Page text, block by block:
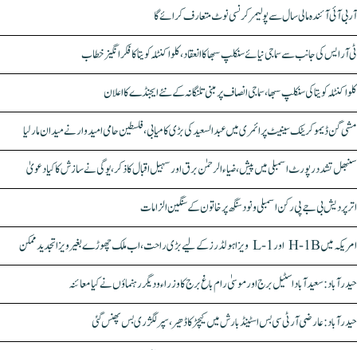
آر بی آئی آئندہ مالی سال سے پولیمر کرنسی نوٹ متعارف کرائے گا
ٹی آر ایس کی جانب سے سماجی نیائے سنکلپ سبھا کا انعقاد، کلواکنٹلہ کویتا کا فکر انگیز خطاب
کلواکنٹلہ کویتا کی سنکلپ سبھا، سماجی انصاف پر مبنی تلنگانہ کے نئے ایجنڈے کا اعلان
مشی گن ڈیموکریٹک سینیٹ پرائمری میں عبدالسعید کی بڑی کامیابی، فلسطین حامی امیدوار نے میدان مار لیا
سنبھل تشدد رپورٹ اسمبلی میں پیش، ضیاء الرحمٰن برق اور سہیل اقبال کا ذکر، یوگی نے سازش کا کیا دعویٰ
اتر پردیش بی جے پی رکن اسمبلی ونود سنگھ پر خاتون کے سنگین الزامات
امریکہ میں H-1B اور L-1 ویزا ہولڈرز کے لیے بڑی راحت، اب ملک چھوڑے بغیر ویزا تجدید ممکن
حیدرآباد: سعیدآباد اسٹیل برج اور موسیٰ رام باغ برج کا وزراء و دیگر رہنماؤں نے کیا معائنہ
حیدرآباد: عارضی آر ٹی سی بس اسٹینڈ بارش میں کیچڑ کا ڈھیر، سپر لگژری بس پھنس گئی